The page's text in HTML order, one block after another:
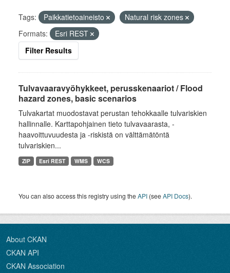
Tags: Paikkatietoaineisto
Natural risk zones
Formats:
Esri REST
Filter Results
Tulvavaaravyöhykkeet, perusskenaariot / Flood
hazard zones, basic scenarios
Tulvakartat muodostavat perustan tehokkaalle tulvariskien
hallinnalle. Karttapohjainen tieto tulvavaarasta, -
haavoittuvuudesta ja -riskistä on välttämätöntä
tulvariskien...
ZIP Esri REST WMS WCS
You can also access this registry using theAPI (seeAPI Docs).
About CKAN
CKAN API
CKAN Association